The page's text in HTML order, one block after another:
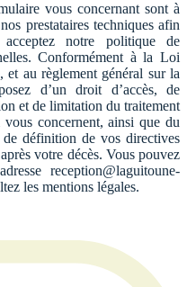
vous concernant sont à
prestataires techniques afin
notre politique de
Conformément à la Loi
au règlement général sur la
d’un droit d’accès, de
et de limitation du traitement
concernent, ainsi que du
définition de vos directives
votre décès. Vous pouvez
reception@laguitoune-
les mentions légales.